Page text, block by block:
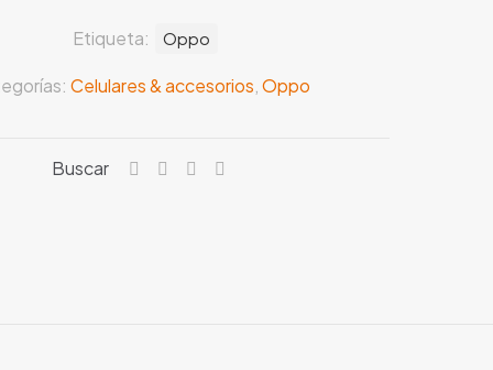
Celulares & accesorios Oppo
Etiqueta: Oppo
Buscar